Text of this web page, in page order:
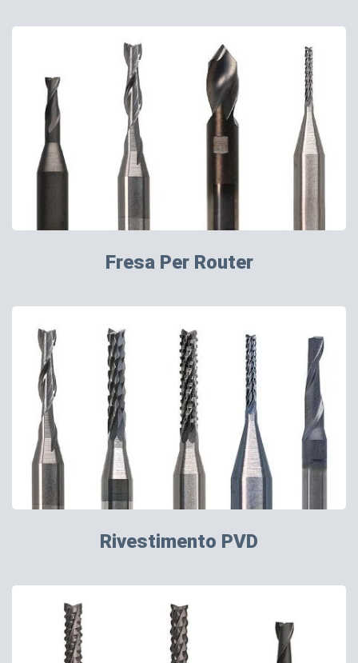
Fresa Per Router
Rivestimento PVD